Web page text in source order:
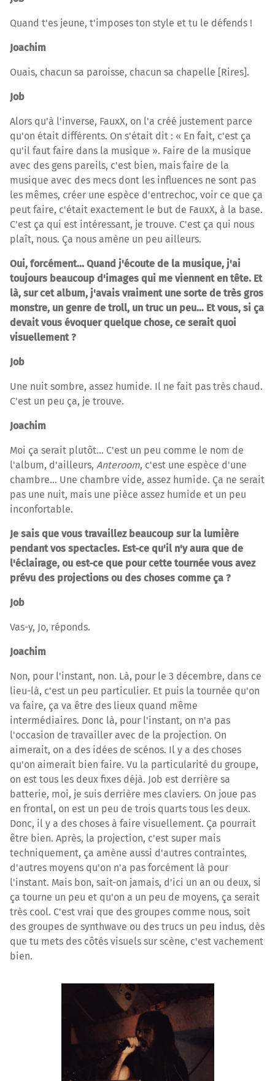
Quand t'es jeune, t'imposes ton style et tu le défends !
Joachim
Ouais, chacun sa paroisse, chacun sa chapelle [Rires].
Job
Alors qu'à l'inverse, FauxX, on l'a créé justement parce
qu'on était différents. On s'était dit : « En fait, c'est ça
qu'il faut faire dans la musique ». Faire de la musique
avec des gens pareils, c'est bien, mais faire de la
musique avec des mecs dont les influences ne sont pas
les mêmes, créer une espèce d'entrechoc, voir ce que ça
peut faire, c'était exactement le but de FauxX, à la base.
C'est ça qui est intéressant, je trouve. C'est ça qui nous
plaît, nous. Ça nous amène un peu ailleurs.
Oui, forcément... Quand j'écoute de la musique, j'ai
toujours beaucoup d'images qui me viennent en tête. Et
là, sur cet album, j'avais vraiment une sorte de très gros
monstre, un genre de troll, un truc un peu… Et vous, si ça
devait vous évoquer quelque chose, ce serait quoi
visuellement ?
Job
Une nuit sombre, assez humide. Il ne fait pas très chaud.
C'est un peu ça, je trouve.
Joachim
Moi ça serait plutôt… C'est un peu comme le nom de
l'album, d'ailleurs, Anteroom, c'est une espèce d'une
chambre… Une chambre vide, assez humide. Ça ne serait
pas une nuit, mais une pièce assez humide et un peu
inconfortable.
Je sais que vous travaillez beaucoup sur la lumière
pendant vos spectacles. Est-ce qu'il n'y aura que de
l'éclairage, ou est-ce que pour cette tournée vous avez
prévu des projections ou des choses comme ça ?
Job
Vas-y, Jo, réponds.
Joachim
Non, pour l'instant, non. Là, pour le 3 décembre, dans ce
lieu-là, c'est un peu particulier. Et puis la tournée qu'on
va faire, ça va être des lieux quand même
intermédiaires. Donc là, pour l'instant, on n'a pas
l'occasion de travailler avec de la projection. On
aimerait, on a des idées de scénos. Il y a des choses
qu'on aimerait bien faire. Vu la particularité du groupe,
on est tous les deux fixes déjà. Job est derrière sa
batterie, moi, je suis derrière mes claviers. On joue pas
en frontal, on est un peu de trois quarts tous les deux.
Donc, il y a des choses à faire visuellement. Ça pourrait
être bien. Après, la projection, c'est super mais
techniquement, ça amène aussi d'autres contraintes,
d'autres moyens qu'on n'a pas forcément là pour
l'instant. Mais bon, sait-on jamais, d'ici un an ou deux, si
ça tourne un peu et qu'on a un peu de moyens, ça serait
très cool. C'est vrai que des groupes comme nous, soit
des groupes de synthwave ou des trucs un peu indus, dès
que tu mets des côtés visuels sur scène, c'est vachement
bien.